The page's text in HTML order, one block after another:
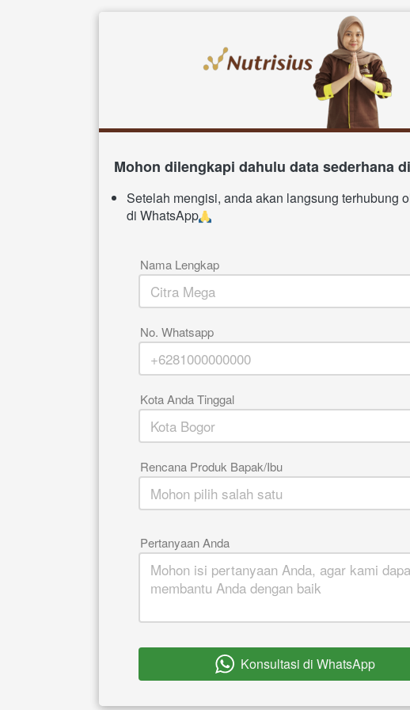
Mohon dilengkapi dahulu data sederhana
Setelah mengisi, anda akan langsung terhubung
di WhatsApp
Nama Lengkap
No. Whatsapp
Kota Anda Tinggal
Rencana Produk Bapak/Ibu
Mohon pilih salah satu
Pertanyaan Anda
` Konsultasi di WhatsApp